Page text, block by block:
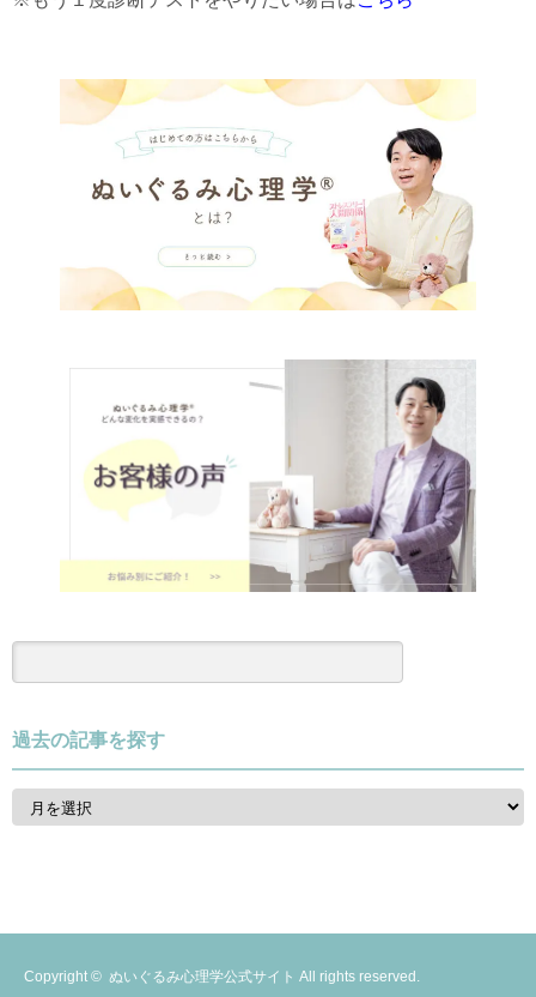
過去の記事を探す
過
Copyright © ぬいぐるみ心理学公式サイト All rights reserved.